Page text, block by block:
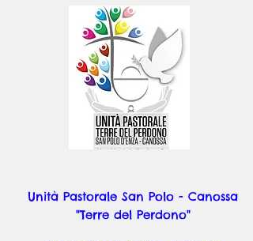
Unità Pastorale San Polo - Canossa
"Terre del Perdono"